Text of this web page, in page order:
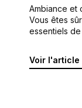
Ambiance et
Vous êtes
essentiels de
Voir l'article